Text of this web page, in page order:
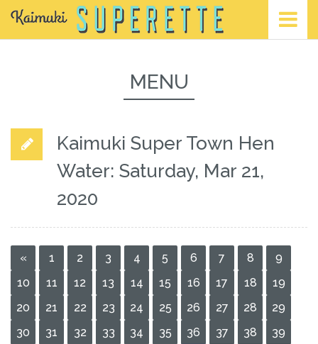
MENU
Kaimuki Super Town Hen
Water: Saturday, Mar 21,
2020
« 1 2 3 4 5 6 7 8
9
10
11 12 13 14 15 16 17 18
19
20
21 22 23 24 25 26 27 28
29
30
31 32 33 34 35 36 37 38
39